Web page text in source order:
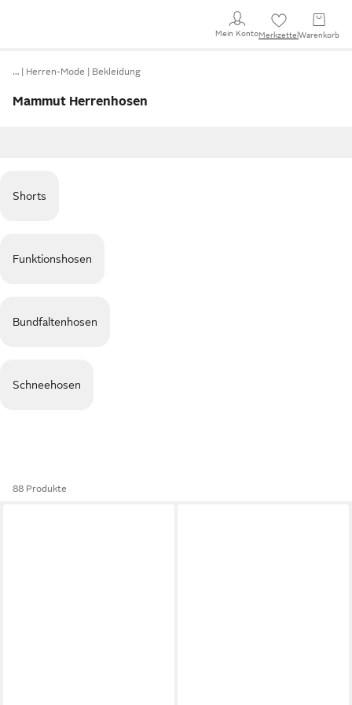
Mein KontoMerkzettel Warenkorb
… Herren-Mode Bekleidung
Mammut Herrenhosen
Shorts
Funktionshosen
Bundfaltenhosen
Schneehosen
88 Produkte